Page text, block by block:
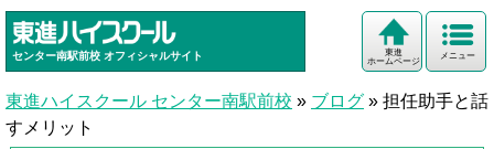
センター南駅前校 オフィシャルサイト メニュー
東進
ホームページ
東進ハイスクール センター南駅前校 » ブログ » 担任助手と話
すメリット